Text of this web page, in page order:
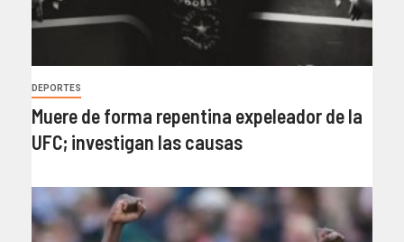
DEPORTES
Muere de forma repentina expeleador de la
UFC; investigan las causas